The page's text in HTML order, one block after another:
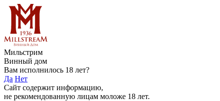
Мильстрим
Винный дом
Вам исполнилось 18 лет?
Да Нет
Сайт содержит информацию,
не рекомендованную лицам моложе 18 лет.